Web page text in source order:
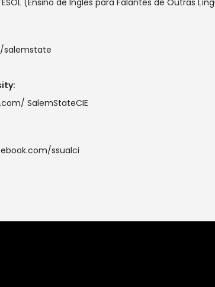
(Ensino de Inglês para Falantes de Outras
salemstate
SalemStateCIE
ssualci